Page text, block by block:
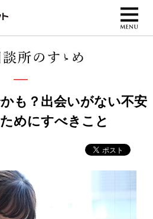
も？出会いがない不安
めにすべきこと